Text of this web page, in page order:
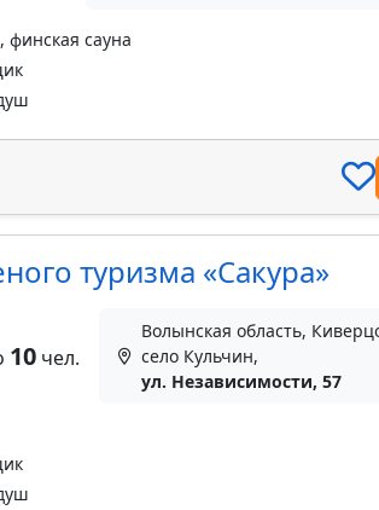
финская сауна
туризма «Сакура»
10чел.
Волынская область,
село Кульчин,
ул. Независимости, 57